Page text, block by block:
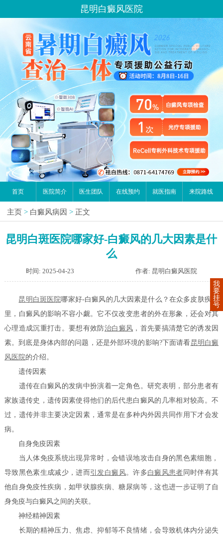
昆明白癜风医院
首页 医院简介 医生团队 在线预约 就医指南 来院路线
主页 > 白癜风病因 > 正文
昆明白斑医院哪家好-白癜风的几大因素是什
么
时间: 2025-04-23 作者: 昆明白癜风医院
昆明白斑医院哪家好-白癜风的几大因素是什么？在众多皮肤疾病
里，白癜风的影响不容小觑。它不仅改变患者的外在形象，还会对其
心理造成沉重打击。要想有效防治白癜风 ，首先要搞清楚它的诱发因
素。到底是身体内部的问题，还是外部环境的影响?下面请看昆明白癜
风医院的介绍。
遗传因素
遗传在白癜风的发病中扮演着一定角色。研究表明，部分患者有
家族遗传史，遗传因素使得他们的后代患白癜风的几率相对较高。不
过，遗传并非主要决定因素，通常是在多种内外因共同作用下才会发
病。
自身免疫因素
当人体免疫系统出现异常时，会错误地攻击自身的黑色素细胞，
导致黑色素生成减少，进而 引发白癜风。许多白癜风患者 同时伴有其
他自身免疫性疾病，如甲状腺疾病、糖尿病等，这也进一步证明了自
身免疫与白癜风之间的关联。
神经精神因素
长期的精神压力、焦虑、抑郁等不良情绪，会导致机体内分泌失
我
要
挂
号